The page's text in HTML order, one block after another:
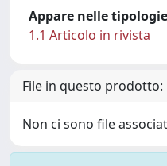
Appare nelle
1.1 Articolo in rivista
File in questo prodotto:
Non ci sono file